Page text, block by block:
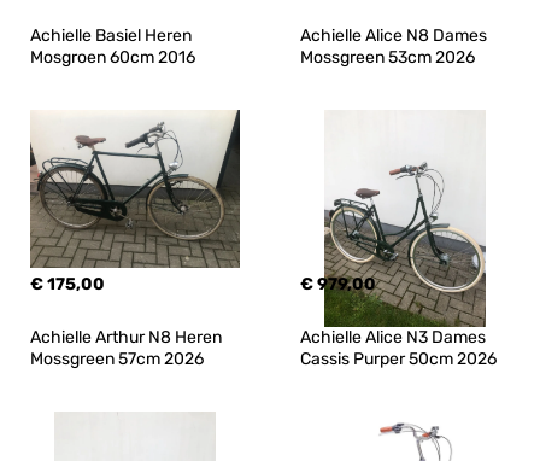
Achielle Basiel Heren
Mosgroen 60cm 2016
€ 175,00
Achielle Alice N8 Dames
Mossgreen 53cm 2026
€ 979,00
Achielle Arthur N8 Heren
Mossgreen 57cm 2026
Achielle Alice N3 Dames
Cassis Purper 50cm 2026